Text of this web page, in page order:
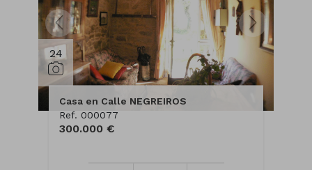
24
Casa en Calle NEGREIROS
Ref. 000077
300.000 €